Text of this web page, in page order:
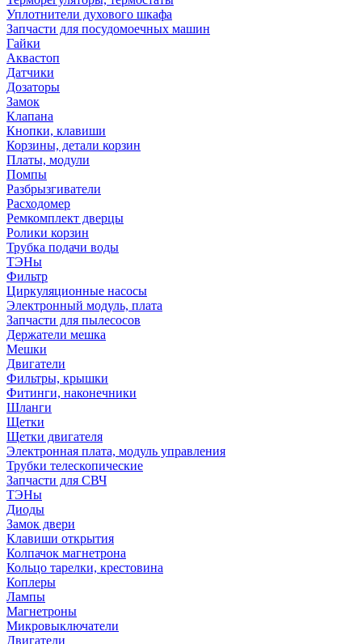
Уплотнители духового шкафа
Запчасти для посудомоечных машин
Гайки
Аквастоп
Датчики
Дозаторы
Замок
Клапана
Кнопки, клавиши
Корзины, детали корзин
Платы, модули
Помпы
Разбрызгиватели
Расходомер
Ремкомплект дверцы
Ролики корзин
Трубка подачи воды
ТЭНы
Фильтр
Циркуляционные насосы
Электронный модуль, плата
Запчасти для пылесосов
Держатели мешка
Мешки
Двигатели
Фильтры, крышки
Фитинги, наконечники
Шланги
Щетки
Щетки двигателя
Электронная плата, модуль управления
Трубки телескопические
Запчасти для СВЧ
ТЭНы
Диоды
Замок двери
Клавиши открытия
Колпачок магнетрона
Кольцо тарелки, крестовина
Коплеры
Лампы
Магнетроны
Микровыключатели
Двигатели